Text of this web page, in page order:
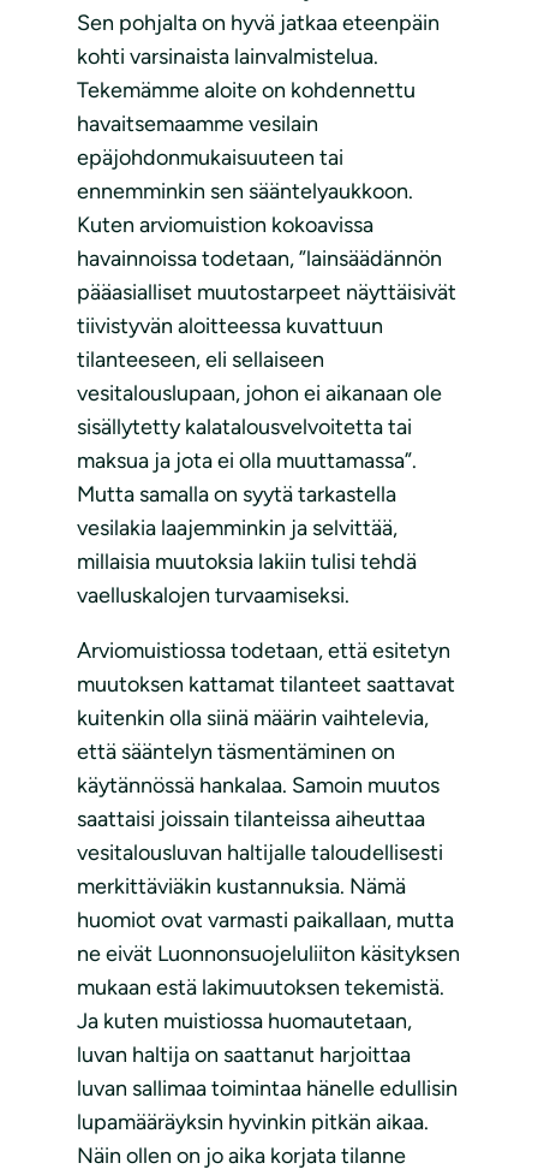
Sen pohjalta on hyvä jatkaa eteenpäin
kohti varsinaista lainvalmistelua.
Tekemämme aloite on kohdennettu
havaitsemaamme vesilain
epäjohdonmukaisuuteen tai
ennemminkin sen sääntelyaukkoon.
Kuten arviomuistion kokoavissa
havainnoissa todetaan, ”lainsäädännön
pääasialliset muutostarpeet näyttäisivät
tiivistyvän aloitteessa kuvattuun
tilanteeseen, eli sellaiseen
vesitalouslupaan, johon ei aikanaan ole
sisällytetty kalatalousvelvoitetta tai
maksua ja jota ei olla muuttamassa”.
Mutta samalla on syytä tarkastella
vesilakia laajemminkin ja selvittää,
millaisia muutoksia lakiin tulisi tehdä
vaelluskalojen turvaamiseksi.
Arviomuistiossa todetaan, että esitetyn
muutoksen kattamat tilanteet saattavat
kuitenkin olla siinä määrin vaihtelevia,
että sääntelyn täsmentäminen on
käytännössä hankalaa. Samoin muutos
saattaisi joissain tilanteissa aiheuttaa
vesitalousluvan haltijalle taloudellisesti
merkittäviäkin kustannuksia. Nämä
huomiot ovat varmasti paikallaan, mutta
ne eivät Luonnonsuojeluliiton käsityksen
mukaan estä lakimuutoksen tekemistä.
Ja kuten muistiossa huomautetaan,
luvan haltija on saattanut harjoittaa
luvan sallimaa toimintaa hänelle edullisin
lupamääräyksin hyvinkin pitkän aikaa.
Näin ollen on jo aika korjata tilanne